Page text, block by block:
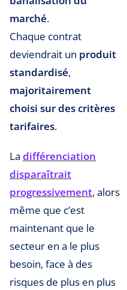
marché.
Chaque contrat
deviendrait un produit
standardisé,
majoritairement
choisi sur des critères
tarifaires.
La différenciation
disparaîtrait
progressivement, alors
même que c’est
maintenant que le
secteur en a le plus
besoin, face à des
risques de plus en plus